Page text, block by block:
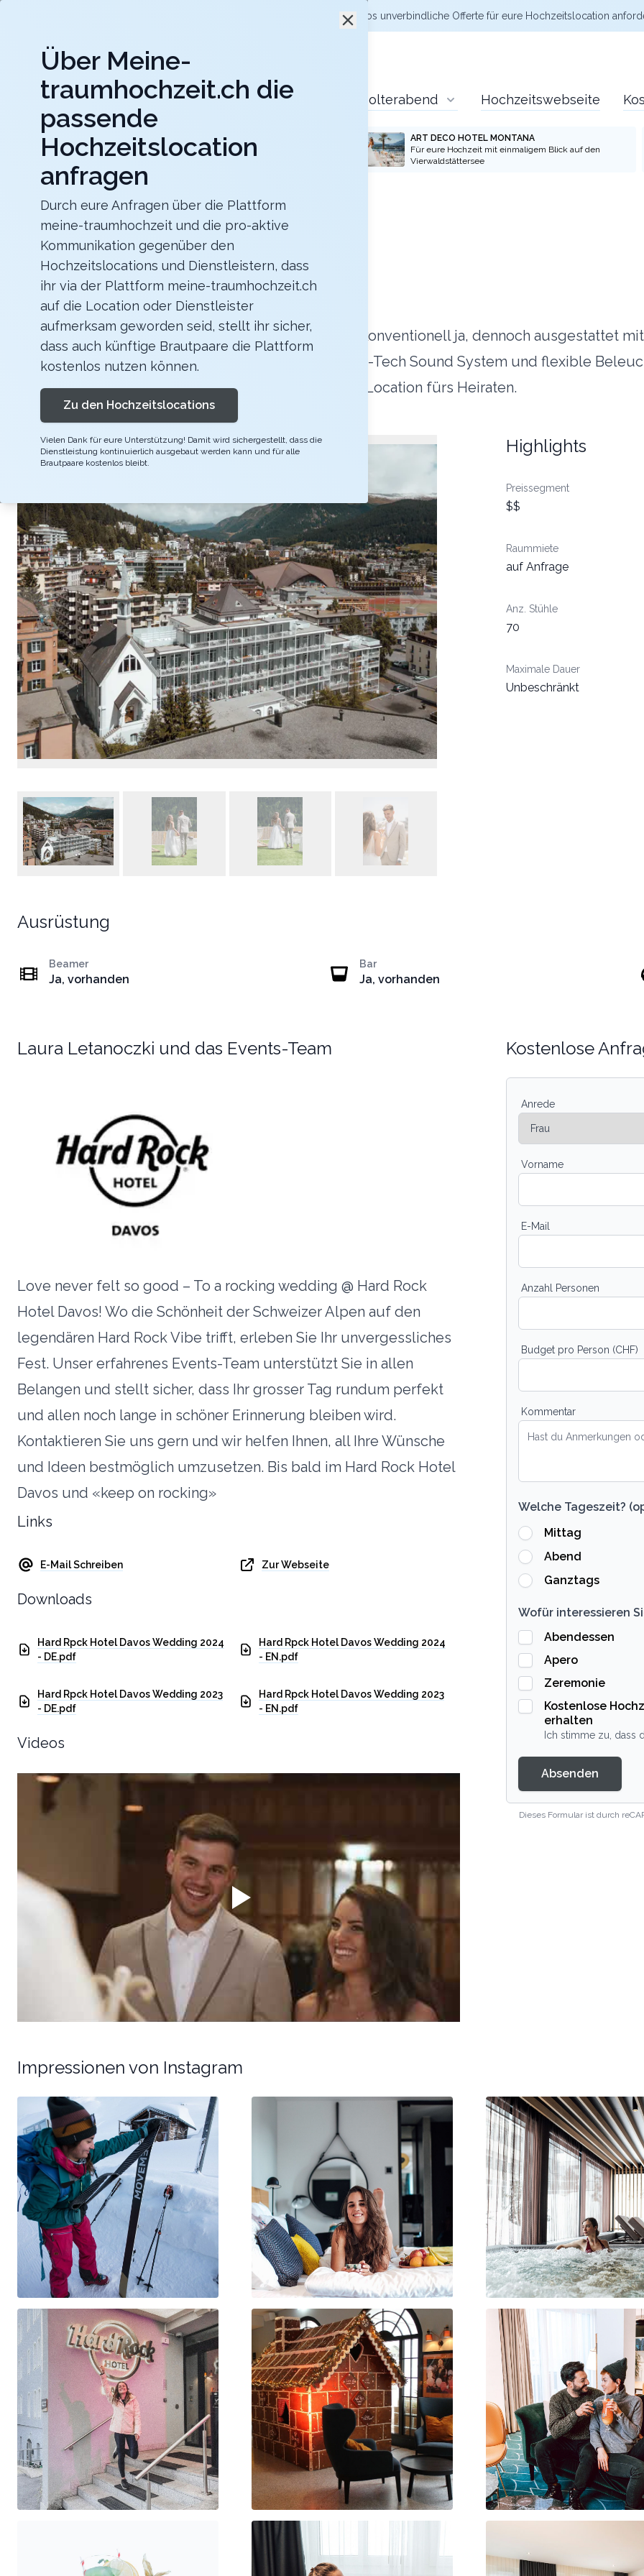
Jetzt kostenlos unverbindliche Offertefür eure Hochzeitslocation
meine-traumhochzeit.ch
Hochzeitslocations Hochzeitsdienstleister Polterabend Hochzeitswebseite
Hotel Belvoir Lake View & Spa
Heiraten im Hotel Belvoir mit unvergesslichem Blick
ART DECO HOTEL MONTANA
Für eure Hochzeit mit einmaligem Blick auf den
Vierwaldstättersee
Zurück zur Suche
Hard Rock Hotel Davos
4.5
Zeremonie
GR
Davos Merkliste Link teilen
THE CHAPEL - SO ROCKEN SIE IHRE TRAUUNG Unkonventionell ja, dennoch ausgestattet
Klavier und Orgel begleiten die Zeremonie, ein High-Tech Sound System und flexible
Chapel ist innerhalb unseres Hotels die beliebteste Location fürs Heiraten.
Highlights
Preissegment
$$
Raummiete
auf Anfrage
Anz. Stühle
70
Maximale Dauer
Unbeschränkt
Ausrüstung
Beamer
Ja, vorhanden
Bar
Ja, vorhanden
Laura Letanoczki und das Events-Team
Love never felt so good – To a rocking wedding @ Hard Rock
Hotel Davos! Wo die Schönheit der Schweizer Alpen auf den
legendären Hard Rock Vibe trifft, erleben Sie Ihr unvergessliches
Fest. Unser erfahrenes Events-Team unterstützt Sie in allen
Belangen und stellt sicher, dass Ihr grosser Tag rundum perfekt
und allen noch lange in schöner Erinnerung bleiben wird.
Kontaktieren Sie uns gern und wir helfen Ihnen, all Ihre Wünsche
und Ideen bestmöglich umzusetzen. Bis bald im Hard Rock Hotel
Davos und «keep on rocking»
Links
E-Mail Schreiben Zur Webseite
Downloads
Hard Rpck Hotel Davos Wedding 2024
- DE.pdf
Hard Rpck Hotel Davos Wedding 2024
- EN.pdf
Hard Rpck Hotel Davos Wedding 2023
- DE.pdf
Hard Rpck Hotel Davos Wedding 2023
- EN.pdf
Videos
Kostenlose
Anrede
Vorname
E-Mail
Anzahl Personen
Budget pro Person (CHF)
Kommentar
Welche Tageszeit?
Mittag
Abend
Ganztags
Wofür interessieren
Abendessen
Apero
Zeremonie
Kostenlose
erhalten
Ich stimme zu, dass
Absenden
Dieses Formular ist durch
Impressionen von Instagram
Über Meine-
traumhochzeit.ch die
passende
Hochzeitslocation
anfragen
Durch eure Anfragen über die Plattform
meine-traumhochzeit und die pro-aktive
Kommunikation gegenüber den
Hochzeitslocations und Dienstleistern, dass
ihr via der Plattform meine-traumhochzeit.ch
auf die Location oder Dienstleister
aufmerksam geworden seid, stellt ihr sicher,
dass auch künftige Brautpaare die Plattform
kostenlos nutzen können.
Zu den Hochzeitslocations
Vielen Dank für eure Unterstützung! Damit wird sichergestellt, dass die
Dienstleistung kontinuierlich ausgebaut werden kann und für alle
Brautpaare kostenlos bleibt.